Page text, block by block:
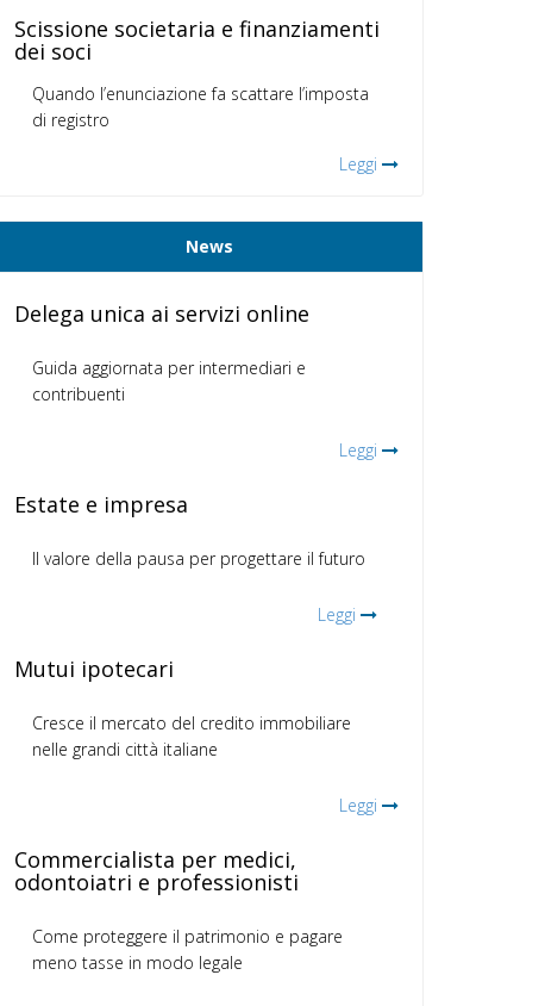
Scissione societaria e finanziamenti
dei soci
Quando l’enunciazione fa scattare l’imposta
di registro
Leggi
News
Delega unica ai servizi online
Guida aggiornata per intermediari e
contribuenti
Leggi
Estate e impresa
Il valore della pausa per progettare il futuro
Leggi
Mutui ipotecari
Cresce il mercato del credito immobiliare
nelle grandi città italiane
Leggi
Commercialista per medici,
odontoiatri e professionisti
Come proteggere il patrimonio e pagare
meno tasse in modo legale